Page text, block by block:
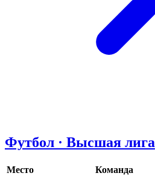
Футбол · Высшая лига
Место Команда